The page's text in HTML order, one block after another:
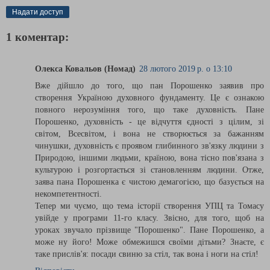
Надати доступ
1 коментар:
Олекса Ковальов (Номад) 28 лютого 2019 р. о 13:10
Вже дійшло до того, що пан Порошенко заявив про
створення Україною духовного фундаменту. Це є ознакою
повного нерозуміння того, що таке духовність. Пане
Порошенко, духовність - це відчуття єдності з цілим, зі
світом, Всесвітом, і вона не створюється за бажанням
чинушки, духовність є проявом глибинного зв'язку людини з
Природою, іншими людьми, країною, вона тісно пов'язана з
культурою і розгортається зі становленням людини. Отже,
заява пана Порошенка є чистою демагогією, що базується на
некомпетентності.
Тепер ми чуємо, що тема історії створення УПЦ та Томасу
увійде у програми 11-го класу. Звісно, для того, щоб на
уроках звучало прізвище "Порошенко". Пане Порошенко, а
може ну його! Може обмежишся своїми дітьми? Знаєте, є
таке прислів'я: посади свиню за стіл, так вона і ноги на стіл!